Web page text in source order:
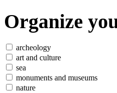
Organize
archeology
art and culture
sea
monuments and museums
nature